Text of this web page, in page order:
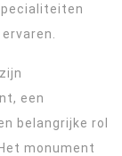
een
belangrijke rol
monument